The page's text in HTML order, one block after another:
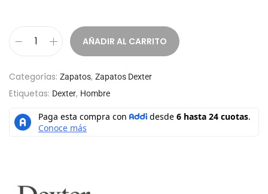
AÑADIR AL CARRITO
Categorías: Zapatos, Zapatos Dexter
Etiquetas: Dexter, Hombre